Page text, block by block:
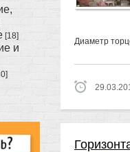
[18]
и
Диаметр